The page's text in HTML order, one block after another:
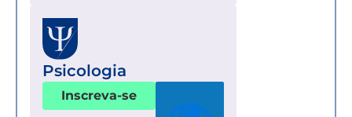
Psicologia
Inscreva-se